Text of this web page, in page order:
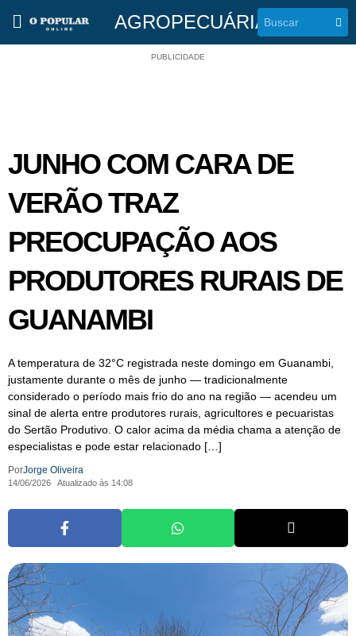
AGROPECUÁRIA
PUBLICIDADE
JUNHO COM CARA DE
VERÃO TRAZ
PREOCUPAÇÃO AOS
PRODUTORES RURAIS DE
GUANAMBI
A temperatura de 32°C registrada neste domingo em Guanambi,
justamente durante o mês de junho — tradicionalmente
considerado o período mais frio do ano na região — acendeu um
sinal de alerta entre produtores rurais, agricultores e pecuaristas
do Sertão Produtivo. O calor acima da média chama a atenção de
especialistas e pode estar relacionado […]
PorJorge Oliveira
14/06/2026 Atualizado às 14:08